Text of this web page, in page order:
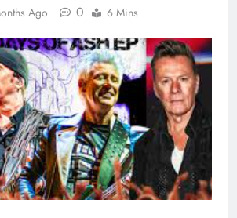
Ago 0 6 Mins